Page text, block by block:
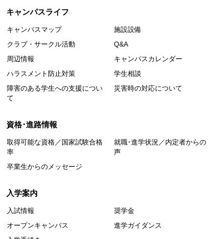
キャンパスライフ
キャンパスマップ
施設設備
クラブ・サークル活動
Q&A
周辺情報
キャンパスカレンダー
ハラスメント防止対策
学生相談
障害のある学生への支援につい
て
災害時の対応について
資格･進路情報
取得可能な資格／国家試験合格
率
就職･進学状況／内定者からの
声
卒業生からのメッセージ
入学案内
入試情報
奨学金
オープンキャンパス
進学ガイダンス